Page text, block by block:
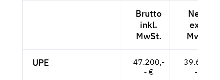
Brutto
inkl.
MwSt.
Netto
exkl.
MwSt.
UPE
47.200,-
- €
39.664,-
- €